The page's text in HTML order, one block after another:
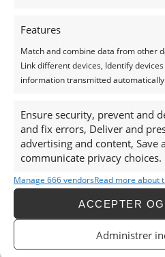
Features
Match and combine data from other
Link different devices, Identify
information transmitted
Ensure security, prevent and
and fix errors, Deliver and
advertising and content, Save
communicate privacy choices.
Manage 666 vendorsRead more about
ACCEPTER
Administrer
Alternative:
Ofte stillede
Hvordan bliver